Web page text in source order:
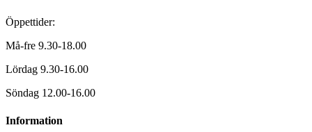
Öppettider:
Må-fre 9.30-18.00
Lördag 9.30-16.00
Söndag 12.00-16.00
Information